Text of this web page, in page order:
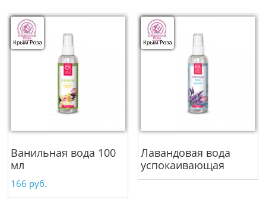
Ванильная вода 100
мл
166 руб.
Лавандовая вода
успокаивающая